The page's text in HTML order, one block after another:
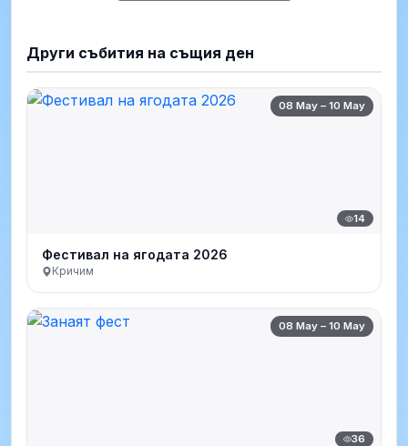
Други събития на същия ден
08 May – 10 May
14
Фестивал на ягодата 2026
Кричим
08 May – 10 May
36